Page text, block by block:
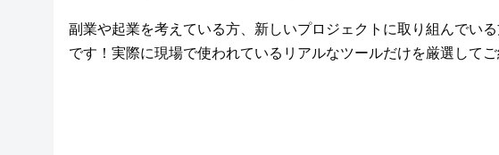
副業や起業を考えている方、新しいプロジェクトに取り組んでい
です！実際に現場で使われているリアルなツールだけを厳選してご